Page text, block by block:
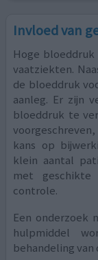
Invloed van
Hoge
vaatziekten.
de bloeddruk
aanleg. Er zijn
bloeddruk te
kans op
klein aantal
met geschikte
controle.
Een onderzoek
hulpmiddel
behandeling